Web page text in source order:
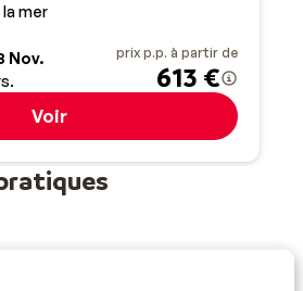
mer
Nov.
prix p.p. à partir de
613 €
Voir